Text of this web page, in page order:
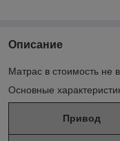
Описание
Матрас в стоимость не
Основные
Привод